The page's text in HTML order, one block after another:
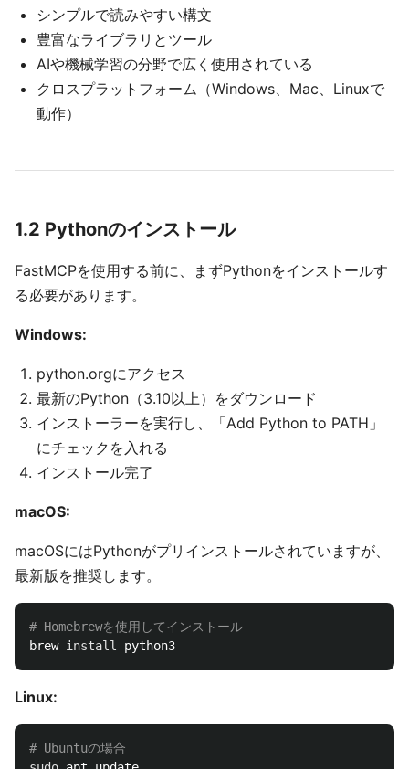
シンプルで読みやすい構文
豊富なライブラリとツール
AIや機械学習の分野で広く使用されている
クロスプラットフォーム（Windows、Mac、Linuxで
動作）
1.2 Pythonのインストール
FastMCPを使用する前に、まずPythonをインストールす
る必要があります。
Windows:
python.orgにアクセス
最新のPython（3.10以上）をダウンロード
インストーラーを実行し、「Add Python to PATH」
にチェックを入れる
インストール完了
macOS:
macOSにはPythonがプリインストールされていますが、
最新版を推奨します。
# Homebrewを使用してインストール
brew install
Linux:
# Ubuntuの場合